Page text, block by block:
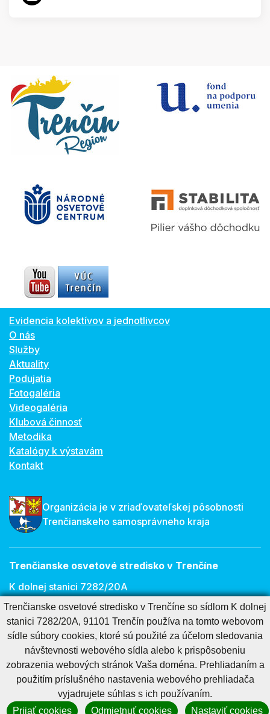
Evidencia kolektívov a jednotlivcov
O nás
Služby
Aktuality
Podujatia
Fotogaléria
Videogaléria
Klubová činnosť
Metodika
Katalógy k výstavám
Kontakt
Organizácia je v zriaďovateľskej pôsobnosti
Trenčianskeho samosprávneho kraja
Trenčianske osvetové stredisko v Trenčíne
K dolnej stanici 7282/20A
911 01 Trenčín
E-mail:osveta@tnos.sk
Cookies nastavenieCookies - viac informáciíVyhlásenie o prístupnosti
Technický prevádzkovateľ
Správca obsahu
GenerujeCMS BUXUS
Trenčianske osvetové stredisko v Trenčíne so sídlom K dolnej
stanici 7282/20A, 91101 Trenčín používa na tomto webovom
sídle súbory cookies, ktoré sú použité za účelom sledovania
návštevnosti webového sídla alebo k prispôsobeniu
zobrazenia webových stránok Vaša doména. Prehliadaním a
použitím príslušného nastavenia webového prehliadača
vyjadrujete súhlas s ich používaním.
Prijať cookies
Odmietnuť cookies Nastaviť cookies